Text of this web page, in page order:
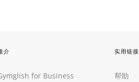
介
for Business
实用链接
帮助